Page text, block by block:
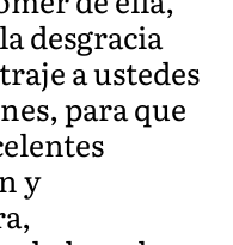
desgracia
a ustedes
para que
y